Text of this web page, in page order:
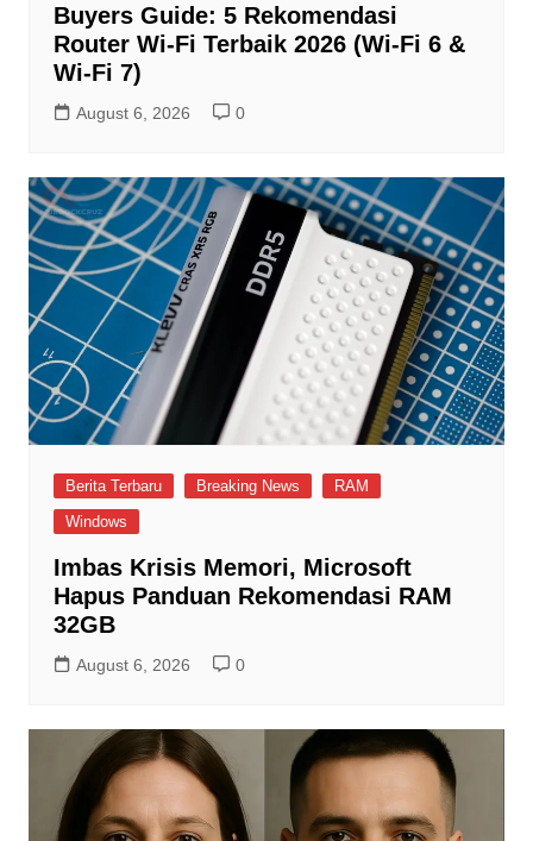
Buyers Guide: 5 Rekomendasi
Router Wi-Fi Terbaik 2026 (Wi-Fi 6 &
Wi-Fi 7)
August 6, 2026 0
Berita Terbaru Breaking News
RAM
Windows
Imbas Krisis Memori, Microsoft
Hapus Panduan Rekomendasi RAM
32GB
August 6, 2026 0